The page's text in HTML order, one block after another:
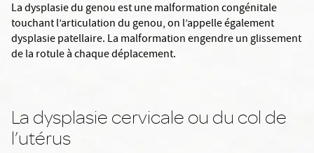
La dysplasie du genou est une malformation congénitale
touchant l’articulation du genou, on l’appelle également
dysplasie patellaire. La malformation engendre un glissement
de la rotule à chaque déplacement.
La dysplasie cervicale ou du col de
l’utérus